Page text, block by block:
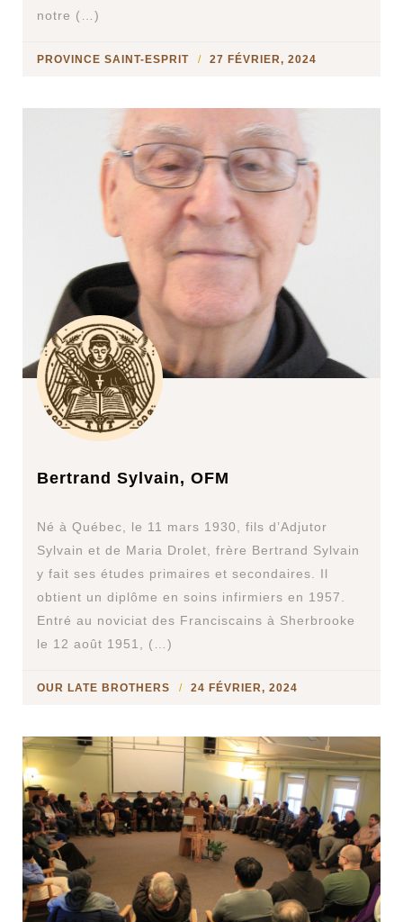
notre (…)
PROVINCE SAINT-ESPRIT 27 FÉVRIER, 2024
Bertrand Sylvain, OFM
Né à Québec, le 11 mars 1930, fils d’Adjutor
Sylvain et de Maria Drolet, frère Bertrand Sylvain
y fait ses études primaires et secondaires. Il
obtient un diplôme en soins infirmiers en 1957.
Entré au noviciat des Franciscains à Sherbrooke
le 12 août 1951, (…)
OUR LATE BROTHERS 24 FÉVRIER, 2024